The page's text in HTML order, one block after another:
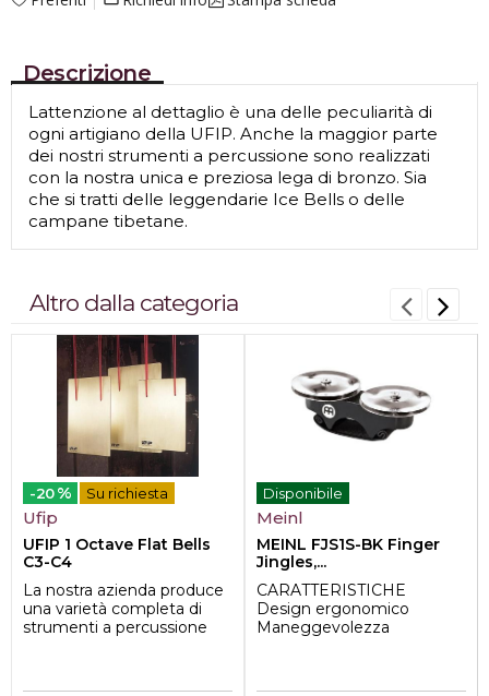
Descrizione
Lattenzione al dettaglio è una delle peculiarità di
ogni artigiano della UFIP. Anche la maggior parte
dei nostri strumenti a percussione sono realizzati
con la nostra unica e preziosa lega di bronzo. Sia
che si tratti delle leggendarie Ice Bells o delle
campane tibetane.
Altro dalla categoria
-20 % Su richiesta
Ufip
UFIP 1 Octave Flat Bells
C3-C4
La nostra azienda produce
una varietà completa di
strumenti a percussione
Disponibile
Meinl
MEINL FJS1S-BK Finger
Jingles,...
CARATTERISTICHE
Design ergonomico
Maneggevolezza